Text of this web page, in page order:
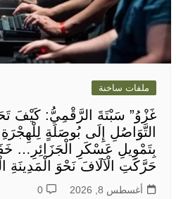
ملفات ساخنة
غَزْوُ” سَبْتَةَ الرَّقْمِيُّ: كَيْفَ
التَّوَاصُلِ إِلَى بُوصَلَةٍ لِلْهِجْرَةِ
بِتَمْوِيلِ عَسْكَرِ الْجَزَائِرِ…
حَرَّكَتِ الْآلَافَ نَحْوَ الْمَدِينَةِ
أغسطس 8, 2026 0